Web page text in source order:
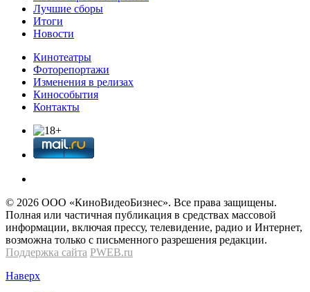
Лучшие сборы
Итоги
Новости
Кинотеатры
Фоторепортажи
Изменения в релизах
Кинособытия
Контакты
© 2026 OOО «КиноВидеоБизнес». Все права защищены.
Полная или частичная публикация в средствах массовой
информации, включая прессу, телевидение, радио и Интернет,
возможна только с письменного разрешения редакции.
Поддержка сайта PWEB.ru
Наверх